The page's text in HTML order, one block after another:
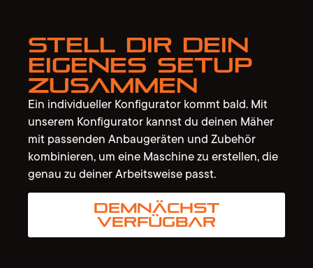
Stell dir dein
eigenes Setup
zusammen
Ein individueller Konfigurator kommt bald. Mit
unserem Konfigurator kannst du deinen Mäher
mit passenden Anbaugeräten und Zubehör
kombinieren, um eine Maschine zu erstellen, die
genau zu deiner Arbeitsweise passt.
Demnächst
verfügbar